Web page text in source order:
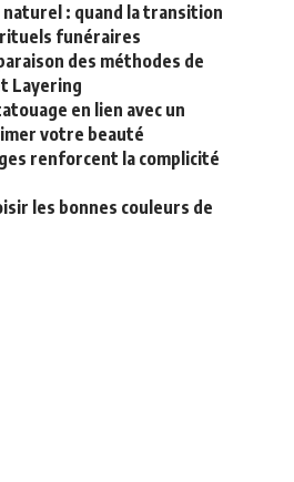
naturel : quand la transition
funéraires
des méthodes de
Layering
en lien avec un
votre beauté
renforcent la complicité
les bonnes couleurs de